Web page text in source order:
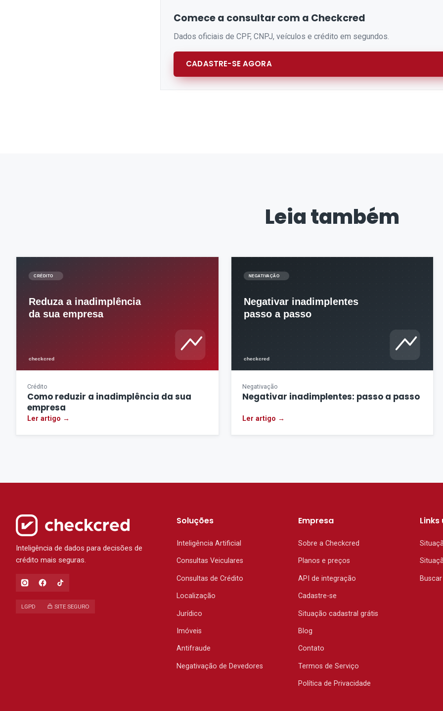
Comece a consultar com a Checkcred
Dados oficiais de CPF, CNPJ, veículos e crédito em segundos.
CADASTRE-SE AGORA
Leia também
Crédito
Como reduzir a inadimplência da sua
empresa
Ler artigo →
Negativação
Negativar inadimplentes: passo a passo
Ler artigo →
Inteligência de dados para decisões de
crédito mais seguras.
LGPD SITE SEGURO
Soluções
Inteligência Artificial
Consultas Veiculares
Consultas de Crédito
Localização
Jurídico
Imóveis
Antifraude
Negativação de Devedores
Empresa
Sobre a Checkcred
Planos e preços
API de integração
Cadastre-se
Situação cadastral grátis
Blog
Contato
Termos de Serviço
Política de Privacidade
Links
Buscar